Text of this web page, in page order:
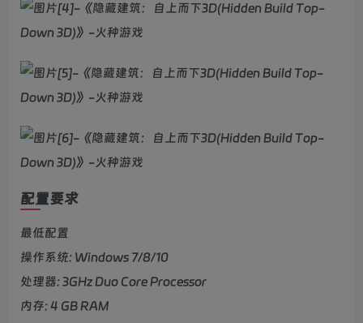
配置要求
最低配置
操作系统: Windows 7/8/10
处理器: 3GHz Duo Core Processor
内存: 4 GB RAM